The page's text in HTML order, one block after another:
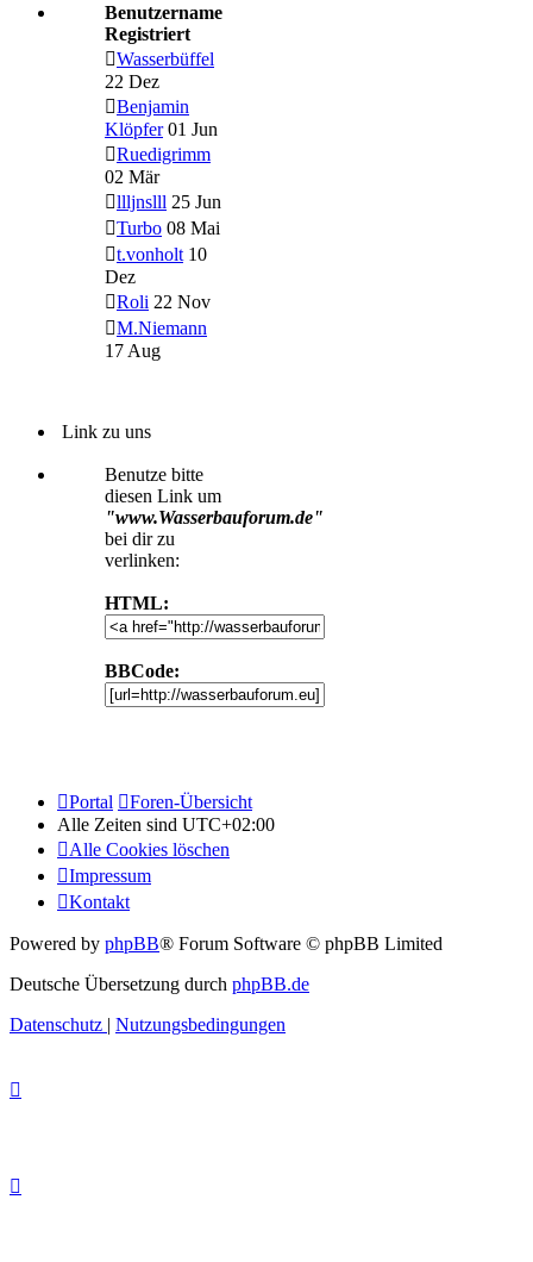
Benutzername
Registriert
Wasserbüffel
22 Dez
Benjamin
Klöpfer 01 Jun
Ruedigrimm
02 Mär
llljnslll 25 Jun
Turbo 08 Mai
t.vonholt 10
Dez
Roli 22 Nov
M.Niemann
17 Aug
Link zu uns
Benutze bitte
diesen Link um
"www.Wasserbauforum.de"
bei dir zu
verlinken:
HTML:
BBCode:
Portal
Foren-Übersicht
Alle Zeiten sind UTC+02:00
Alle Cookies löschen
Impressum
Kontakt
Powered by phpBB® Forum Software © phpBB Limited
Deutsche Übersetzung durch phpBB.de
Datenschutz | Nutzungsbedingungen